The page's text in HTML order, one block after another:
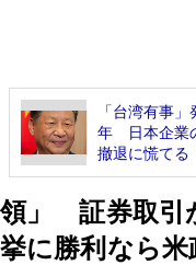
「台湾有事
年 日本企業
撤退に慌てる
領」 証券取
に勝利なら